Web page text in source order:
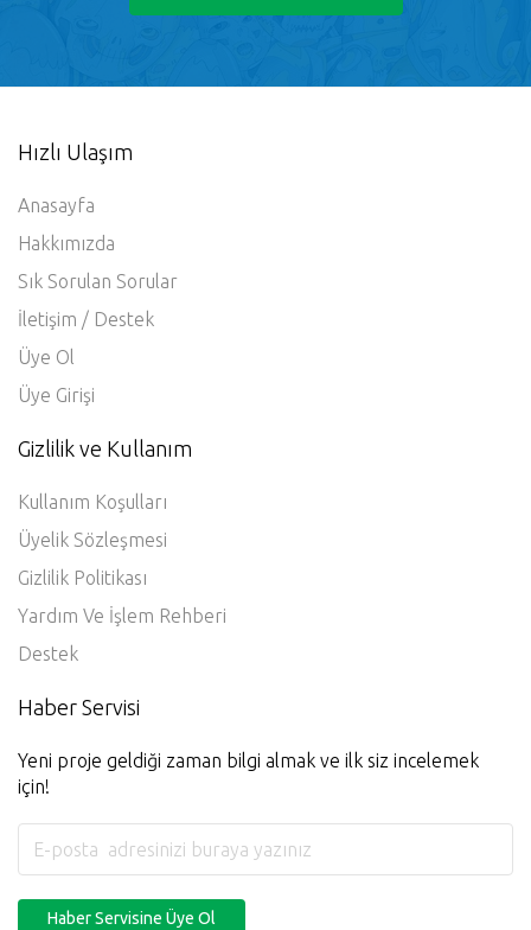
Hızlı Ulaşım
Anasayfa
Hakkımızda
Sık Sorulan Sorular
İletişim / Destek
Üye Ol
Üye Girişi
Gizlilik ve Kullanım
Kullanım Koşulları
Üyelik Sözleşmesi
Gizlilik Politikası
Yardım Ve İşlem Rehberi
Destek
Haber Servisi
Yeni proje geldiği zaman bilgi almak ve ilk siz incelemek
için!
Haber Servisine Üye Ol